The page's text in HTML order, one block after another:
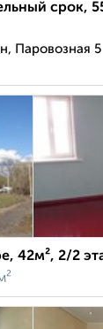
срок,
Паровозная 5
42м², 2/2